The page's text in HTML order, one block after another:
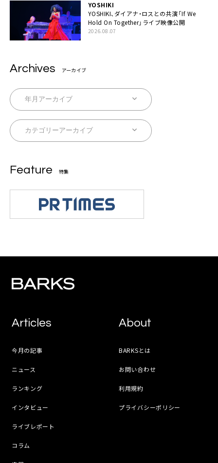
YOSHIKI
YOSHIKI、ダイアナ・ロスとの共演「If We
Hold On Together」ライブ映像公開
2026.08.07
Archives アーカイブ
Feature 特集
Articles
今月の記事
ニュース
ランキング
インタビュー
ライブレポート
コラム
About
BARKSとは
お問い合わせ
利用規約
プライバシーポリシー